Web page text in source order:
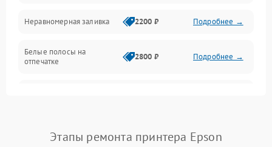
Режим работы
Питание и запуск
Неравномерная заливка 2200 ₽ Подробнее →
Белые полосы на
отпечатке
2800 ₽ Подробнее →
Этапы ремонта принтера Epson